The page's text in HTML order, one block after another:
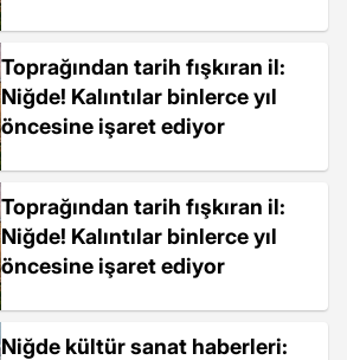
Toprağından tarih fışkıran il:
Niğde! Kalıntılar binlerce yıl
öncesine işaret ediyor
Toprağından tarih fışkıran il:
Niğde! Kalıntılar binlerce yıl
öncesine işaret ediyor
Niğde kültür sanat haberleri: